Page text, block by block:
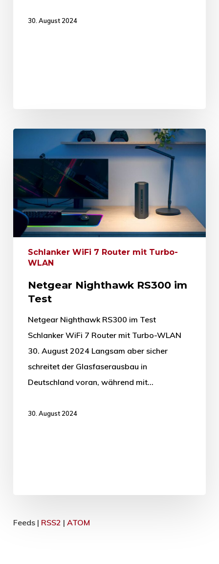
30. August 2024
Schlanker WiFi 7 Router mit Turbo-
WLAN
Netgear Nighthawk RS300 im
Test
Netgear Nighthawk RS300 im Test
Schlanker WiFi 7 Router mit Turbo-WLAN
30. August 2024 Langsam aber sicher
schreitet der Glasfaserausbau in
Deutschland voran, während mit…
30. August 2024
Feeds | RSS2 | ATOM